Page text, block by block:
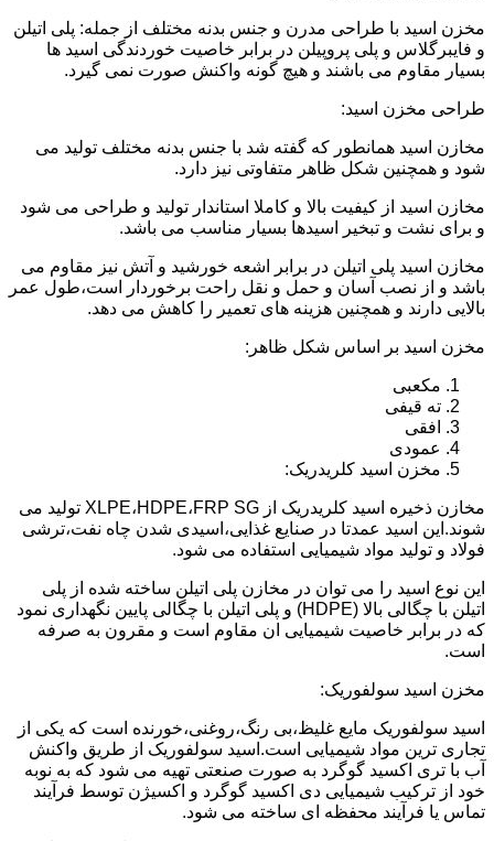
مخزن اسید با طراحی مدرن و جنس بدنه مختلف از جمله: پلی اتیلن
و فایبرگلاس و پلی پروپیلن در برابر خاصیت خوردندگی اسید ها
بسیار مقاوم می باشند و هیچ گونه واکنش صورت نمی گیرد.
طراحی مخزن اسید:
مخازن اسید همانطور که گفته شد با جنس بدنه مختلف تولید می
شود و همچنین شکل ظاهر متفاوتی نیز دارد.
مخازن اسید از کیفیت بالا و کاملا استاندار تولید و طراحی می شود
و برای نشت و تبخیر اسیدها بسیار مناسب می باشد.
مخازن اسید پلی اتیلن در برابر اشعه خورشید و آتش نیز مقاوم می
باشد و از نصب آسان و حمل و نقل راحت برخوردار است،طول عمر
بالایی دارند و همچنین هزینه های تعمیر را کاهش می دهد.
مخزن اسید بر اساس شکل ظاهر:
مکعبی
ته قیفی
افقی
عمودی
مخزن اسید کلریدریک:
مخازن ذخیره اسید کلریدریک از XLPE،HDPE،FRP SG تولید می
شوند.این اسید عمدتا در صنایع غذایی،اسیدی شدن چاه نفت،ترشی
فولاد و تولید مواد شیمیایی استفاده می شود.
این نوع اسید را می توان در مخازن پلی اتیلن ساخته شده از پلی
اتیلن با چگالی بالا (HDPE) و پلی اتیلن با چگالی پایین نگهداری نمود
که در برابر خاصیت شیمیایی ان مقاوم است و مقرون به صرفه
است.
مخزن اسید سولفوریک:
اسید سولفوریک مایع غلیظ،بی رنگ،روغنی،خورنده است که یکی از
تجاری ترین مواد شیمیایی است.اسید سولفوریک از طریق واکنش
آب با تری اکسید گوگرد به صورت صنعتی تهیه می شود که به نوبه
خود از ترکیب شیمیایی دی اکسید گوگرد و اکسیژن توسط فرآیند
تماس یا فرآیند محفظه ای ساخته می شود.